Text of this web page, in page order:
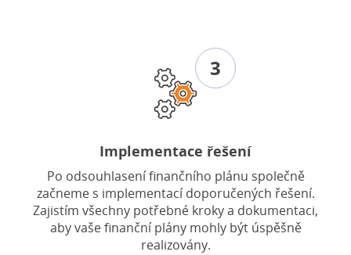
3
Implementace řešení
Po odsouhlasení finančního plánu společně
začneme s implementací doporučených řešení.
Zajistím všechny potřebné kroky a dokumentaci,
aby vaše finanční plány mohly být úspěšně
realizovány.